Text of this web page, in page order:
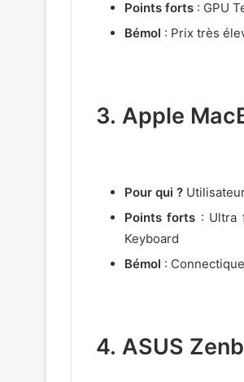
Points forts : GPU
Bémol : Prix très
3. Apple
Pour qui ?
Points forts : Ultra
Keyboard
Bémol :
4. ASUS